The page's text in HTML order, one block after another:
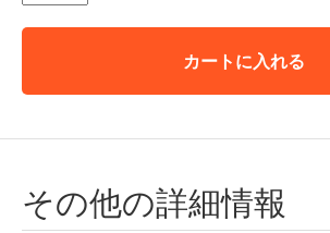
カートに入れる
その他の詳細情報